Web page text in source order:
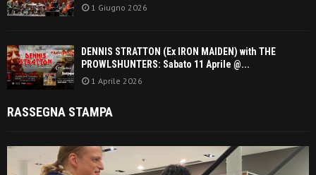
1 Giugno 2026
DENNIS STRATTON (Ex IRON MAIDEN) with THE
PROWLSHUNTERS: Sabato 11 Aprile @...
1 Aprile 2026
RASSEGNA STAMPA